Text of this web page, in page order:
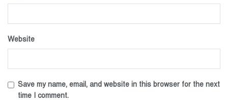
Website
Save my name, email, and website in this browser for the next
time I comment.